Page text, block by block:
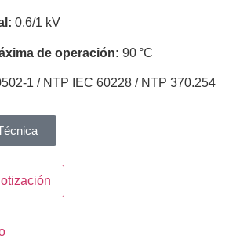
0.6/1 kV
de operación: 90 °C
1 / NTP IEC 60228 / NTP 370.254